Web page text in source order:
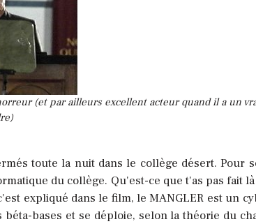
(et par ailleurs excellent acteur quand il a un
toute la nuit dans le collège désert. Pour
du collège. Qu'est-ce que t'as pas fait
expliqué dans le film, le MANGLER est un
bases et se déploie, selon la théorie du